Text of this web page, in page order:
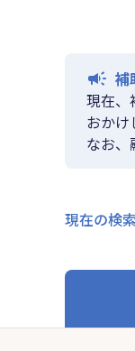
補
現在、
おかけ
なお、
現在の検